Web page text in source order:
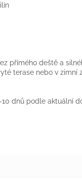
přímého deště a
terase nebo v
dnů podle